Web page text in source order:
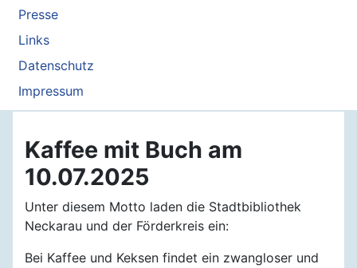
Presse
Links
Datenschutz
Impressum
Kaffee mit Buch am
10.07.2025
Unter diesem Motto laden die Stadtbibliothek
Neckarau und der Förderkreis ein:
Bei Kaffee und Keksen findet ein zwangloser und